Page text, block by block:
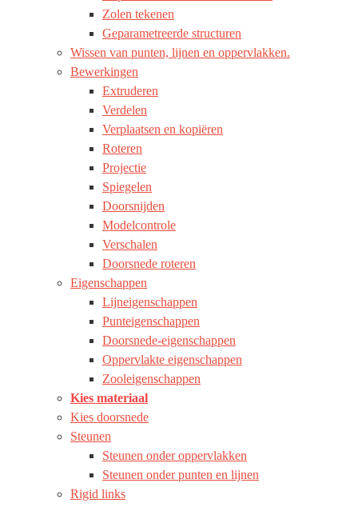
Zolen tekenen
Geparametreerde structuren
Wissen van punten, lijnen en oppervlakken.
Bewerkingen
Extruderen
Verdelen
Verplaatsen en kopiëren
Roteren
Projectie
Spiegelen
Doorsnijden
Modelcontrole
Verschalen
Doorsnede roteren
Eigenschappen
Lijneigenschappen
Punteigenschappen
Doorsnede-eigenschappen
Oppervlakte eigenschappen
Zooleigenschappen
Kies materiaal
Kies doorsnede
Steunen
Steunen onder oppervlakken
Steunen onder punten en lijnen
Rigid links